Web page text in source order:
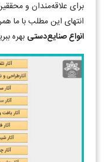
برای علاقه‌مندان و
انتهای این مطلب با ما
انواع صنایع‌دستی بهره